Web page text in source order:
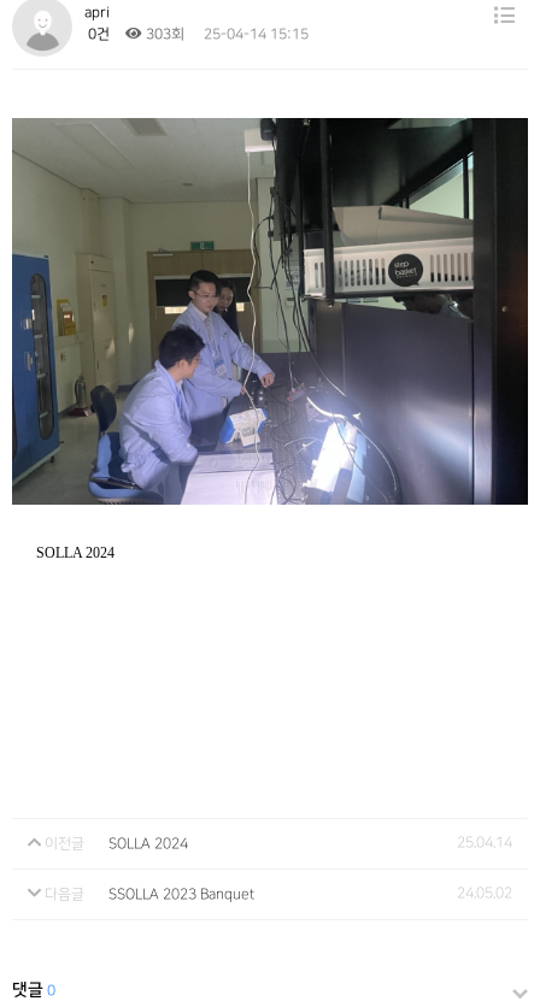
apri
0건
303회 25-04-14 15:15
SOLLA 2024
이전글 SOLLA 2024 25.04.14
다음글 SSOLLA 2023 Banquet 24.05.02
댓글 0